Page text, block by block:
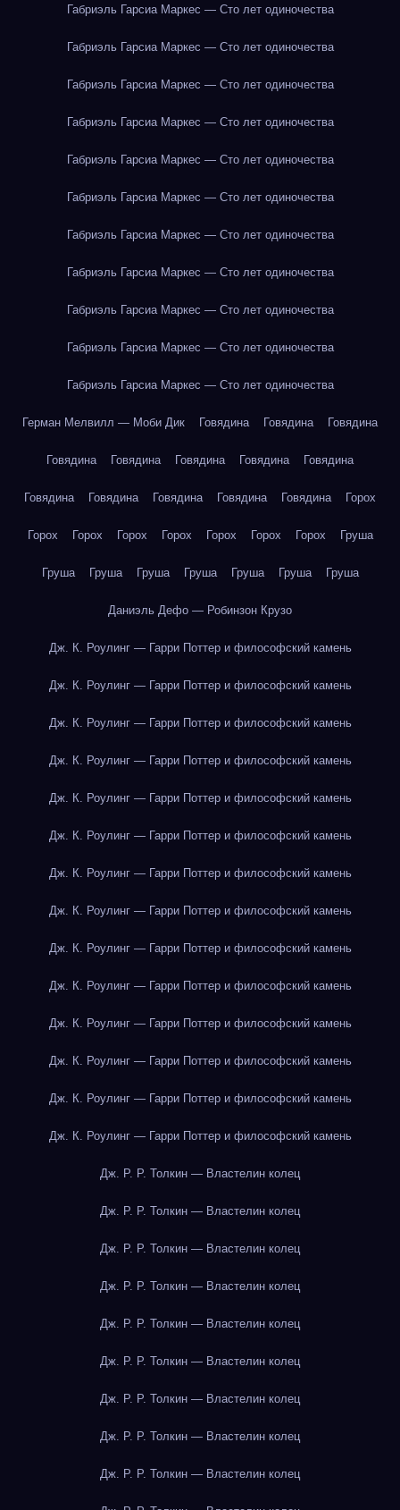
Габриэль Гарсиа Маркес — Сто лет одиночества
Габриэль Гарсиа Маркес — Сто лет одиночества
Габриэль Гарсиа Маркес — Сто лет одиночества
Габриэль Гарсиа Маркес — Сто лет одиночества
Габриэль Гарсиа Маркес — Сто лет одиночества
Габриэль Гарсиа Маркес — Сто лет одиночества
Габриэль Гарсиа Маркес — Сто лет одиночества
Габриэль Гарсиа Маркес — Сто лет одиночества
Габриэль Гарсиа Маркес — Сто лет одиночества
Габриэль Гарсиа Маркес — Сто лет одиночества
Габриэль Гарсиа Маркес — Сто лет одиночества
Герман Мелвилл — Моби Дик Говядина Говядина Говядина
Говядина Говядина Говядина Говядина Говядина
Говядина Говядина Говядина Говядина Говядина Горох
Горох Горох Горох Горох Горох Горох Горох Груша
Груша Груша Груша Груша Груша Груша Груша
Даниэль Дефо — Робинзон Крузо
Дж. К. Роулинг — Гарри Поттер и философский камень
Дж. К. Роулинг — Гарри Поттер и философский камень
Дж. К. Роулинг — Гарри Поттер и философский камень
Дж. К. Роулинг — Гарри Поттер и философский камень
Дж. К. Роулинг — Гарри Поттер и философский камень
Дж. К. Роулинг — Гарри Поттер и философский камень
Дж. К. Роулинг — Гарри Поттер и философский камень
Дж. К. Роулинг — Гарри Поттер и философский камень
Дж. К. Роулинг — Гарри Поттер и философский камень
Дж. К. Роулинг — Гарри Поттер и философский камень
Дж. К. Роулинг — Гарри Поттер и философский камень
Дж. К. Роулинг — Гарри Поттер и философский камень
Дж. К. Роулинг — Гарри Поттер и философский камень
Дж. К. Роулинг — Гарри Поттер и философский камень
Дж. Р. Р. Толкин — Властелин колец
Дж. Р. Р. Толкин — Властелин колец
Дж. Р. Р. Толкин — Властелин колец
Дж. Р. Р. Толкин — Властелин колец
Дж. Р. Р. Толкин — Властелин колец
Дж. Р. Р. Толкин — Властелин колец
Дж. Р. Р. Толкин — Властелин колец
Дж. Р. Р. Толкин — Властелин колец
Дж. Р. Р. Толкин — Властелин колец